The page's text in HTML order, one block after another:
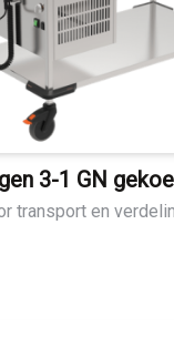
3-1 GN
transport en